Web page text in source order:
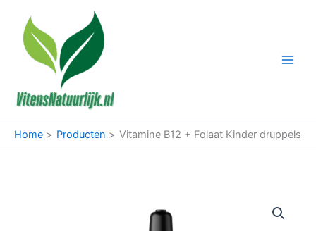
inhoud
Home Producten Vitamine B12 + Folaat Kinder druppels